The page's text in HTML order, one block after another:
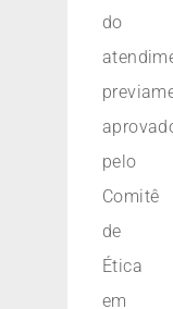
do
pelo
Comitê
de
Ética
em